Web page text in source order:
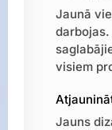
Jaunā
visiem
Jauns